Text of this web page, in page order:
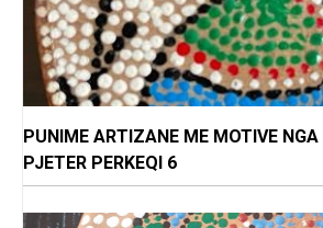
PUNIME ARTIZANE ME MOTIVE
PJETER PERKEQI 6